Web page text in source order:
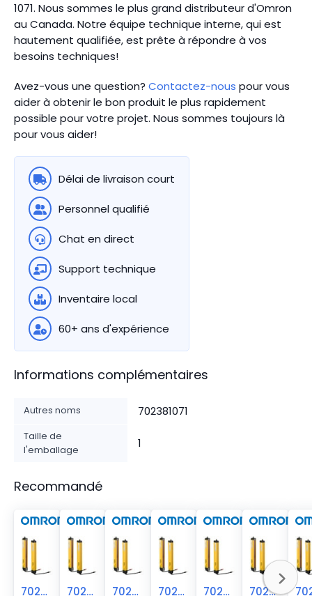
1071. Nous sommes le plus grand distributeur d'Omron
au Canada. Notre équipe technique interne, qui est
hautement qualifiée, est prête à répondre à vos
besoins techniques!
Avez-vous une question? Contactez-nous pour vous
aider à obtenir le bon produit le plus rapidement
possible pour votre projet. Nous sommes toujours là
pour vous aider!
Délai de livraison court
Personnel qualifié
Chat en direct
Support technique
Inventaire local
60+ ans d'expérience
Informations complémentaires
Autres noms 702381071
Taille de
l'emballage
1
Recommandé
70238-1072 70238-1070 70238-1073 70238-1074 70238-1075 70238-1081